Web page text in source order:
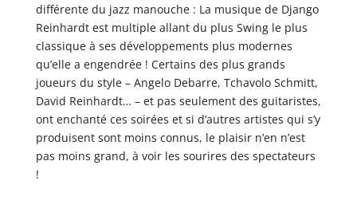
différente du jazz manouche : La musique de Django
Reinhardt est multiple allant du plus Swing le plus
classique à ses développements plus modernes
qu’elle a engendrée ! Certains des plus grands
joueurs du style – Angelo Debarre, Tchavolo Schmitt,
David Reinhardt… – et pas seulement des guitaristes,
ont enchanté ces soirées et si d’autres artistes qui s’y
produisent sont moins connus, le plaisir n’en n’est
pas moins grand, à voir les sourires des spectateurs
!